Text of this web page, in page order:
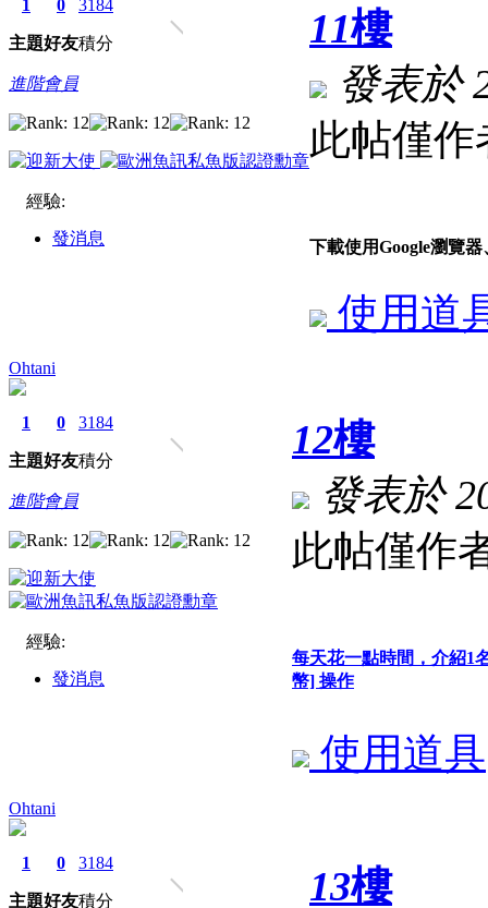
1
主題
0
好友
3184
積分
進階會員
經驗:
發消息
11樓
發表於
此帖僅
下載使用Google瀏覽
使用道
Ohtani
1
主題
0
好友
3184
積分
進階會員
經驗:
發消息
12樓
發表於
此帖僅作
每天花一點時間，介紹1
幣] 操作
使用道具
Ohtani
1
主題
0
好友
3184
積分 13樓